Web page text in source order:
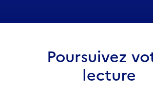
Poursuivez
lecture